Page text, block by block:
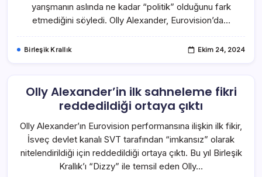
yarışmanın aslında ne kadar “politik” olduğunu fark
etmediğini söyledi. Olly Alexander, Eurovision’da…
Birleşik Krallık Ekim 24, 2024
Olly Alexander’in ilk sahneleme fikri
reddedildiği ortaya çıktı
Olly Alexander’ın Eurovision performansına ilişkin ilk fikir,
İsveç devlet kanalı SVT tarafından “imkansız” olarak
nitelendirildiği için reddedildiği ortaya çıktı. Bu yıl Birleşik
Krallık’ı “Dizzy” ile temsil eden Olly…